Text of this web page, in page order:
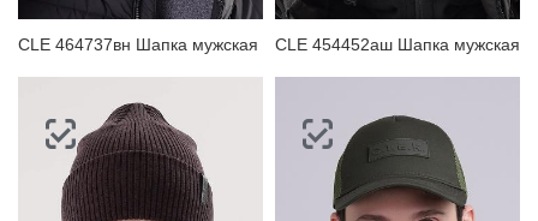
CLE 464737вн Шапка мужская CLE 454452аш Шапка мужская